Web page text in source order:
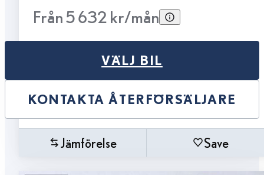
Från 5 632 kr/mån
VÄLJ BIL
KONTAKTA ÅTERFÖRSÄLJARE
Jämförelse Save